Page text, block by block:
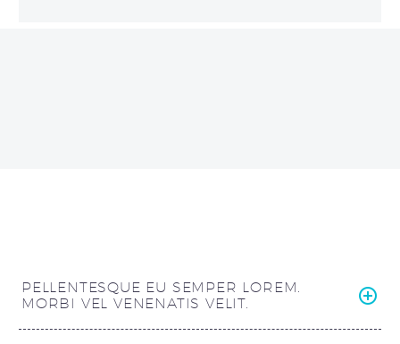
PELLENTESQUE EU SEMPER LOREM.
MORBI VEL VENENATIS VELIT.